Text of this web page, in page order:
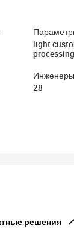
light
28
решения